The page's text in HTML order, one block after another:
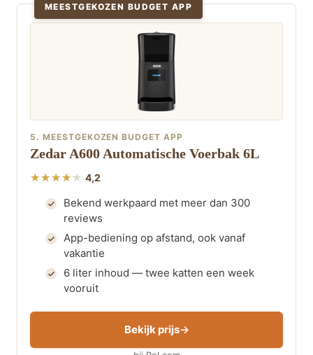
MEESTGEKOZEN BUDGET APP
5. MEESTGEKOZEN BUDGET APP
Zedar A600 Automatische Voerbak 6L
4,2
Bekend werkpaard met meer dan 300
reviews
App-bediening op afstand, ook vanaf
vakantie
6 liter inhoud — twee katten een week
vooruit
Bekijk prijs